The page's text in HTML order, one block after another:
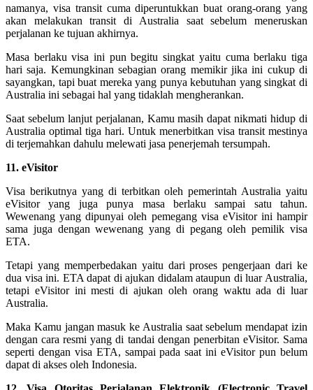
namanya, visa transit cuma diperuntukkan buat orang-orang yang
akan melakukan transit di Australia saat sebelum meneruskan
perjalanan ke tujuan akhirnya.
Masa berlaku visa ini pun begitu singkat yaitu cuma berlaku tiga
hari saja. Kemungkinan sebagian orang memikir jika ini cukup di
sayangkan, tapi buat mereka yang punya kebutuhan yang singkat di
Australia ini sebagai hal yang tidaklah mengherankan.
Saat sebelum lanjut perjalanan, Kamu masih dapat nikmati hidup di
Australia optimal tiga hari. Untuk menerbitkan visa transit mestinya
di terjemahkan dahulu melewati jasa penerjemah tersumpah.
11. eVisitor
Visa berikutnya yang di terbitkan oleh pemerintah Australia yaitu
eVisitor yang juga punya masa berlaku sampai satu tahun.
Wewenang yang dipunyai oleh pemegang visa eVisitor ini hampir
sama juga dengan wewenang yang di pegang oleh pemilik visa
ETA.
Tetapi yang memperbedakan yaitu dari proses pengerjaan dari ke
dua visa ini. ETA dapat di ajukan didalam ataupun di luar Australia,
tetapi eVisitor ini mesti di ajukan oleh orang waktu ada di luar
Australia.
Maka Kamu jangan masuk ke Australia saat sebelum mendapat izin
dengan cara resmi yang di tandai dengan penerbitan eVisitor. Sama
seperti dengan visa ETA, sampai pada saat ini eVisitor pun belum
dapat di akses oleh Indonesia.